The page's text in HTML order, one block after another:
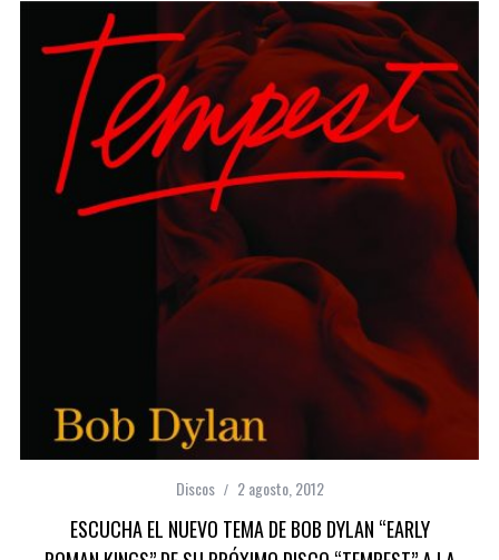
Discos 2 agosto, 2012
ESCUCHA EL NUEVO TEMA DE BOB DYLAN “EARLY